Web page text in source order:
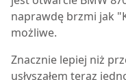
naprawdę brzmi jak
możliwe.
Znacznie lepiej niż
usłyszałem teraz